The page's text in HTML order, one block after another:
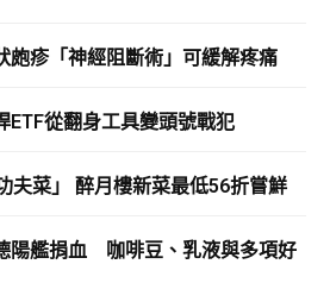
皰疹「神經阻斷術」可緩解疼痛
ETF從翻身工具變頭號戰犯
夫菜」 醉月樓新菜最低56折嘗鮮
陽艦捐血 咖啡豆、乳液與多項好